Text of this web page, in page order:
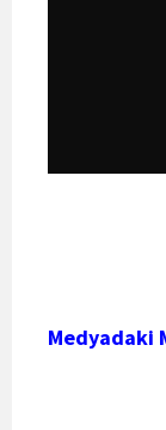
Medyadaki